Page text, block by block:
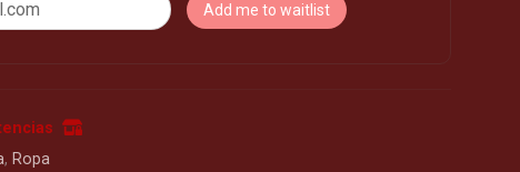
Add me to waitlist
, Ropa